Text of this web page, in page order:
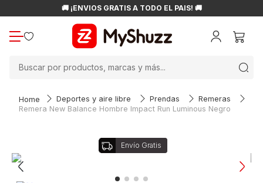
🚚 ¡ENVÍOS GRATIS A TODO EL PAÍS! 🚚
Deportes y aire libre Prendas
Remeras
Remera New Balance Hombre Impact Run Luminous Negro